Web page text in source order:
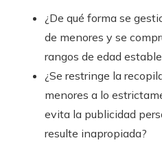
¿De qué forma se
de menores y se
rangos de edad
¿Se restringe la
menores a lo
evita la publicidad
resulte inapropiada?